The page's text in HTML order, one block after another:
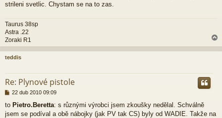
strileni svetlic. Chystam se na to zas.
Taurus 38sp
Astra .22
Zoraki R1
a
h
teddis
Re: Plynové pistole
P
í
s
22 dub 2010 09:09
to Pietro.Beretta: s různými výrobci jsem zkoušky nedělal. Schválně
jsem se podíval a obě nábojky (jak PV tak CS) byly od WADIE. Takže na